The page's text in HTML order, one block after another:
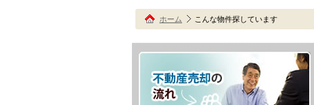
ホーム こんな物件探しています